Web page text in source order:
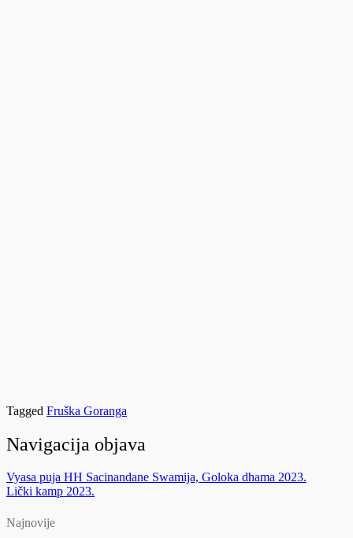
Tagged Fruška Goranga
Navigacija objava
Vyasa puja HH Sacinandane Swamija, Goloka dhama 2023.
Lički kamp 2023.
Najnovije